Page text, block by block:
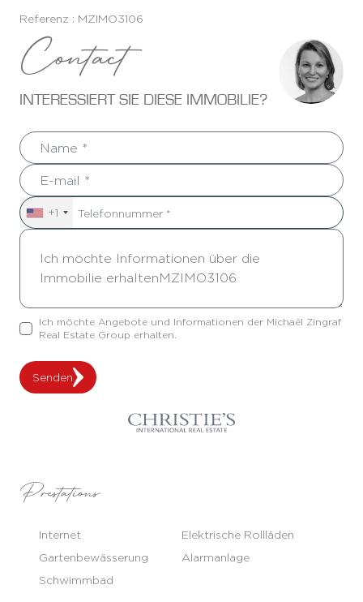
Referenz : MZIMO3106
Contact
INTERESSIERT SIE DIESE IMMOBILIE?
+1
Ich möchte Angebote und Informationen der Michaël Zingraf
Real Estate Group erhalten.
Senden
Prestations
Internet
Elektrische Rollläden
Gartenbewässerung
Alarmanlage
Schwimmbad